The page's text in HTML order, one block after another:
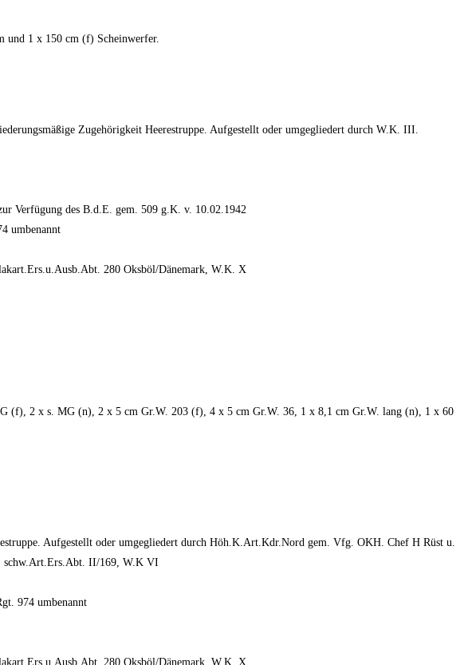
und 1 x 150 cm (f) Scheinwerfer.
Zugehörigkeit Heerestruppe. Aufgestellt oder umgegliedert durch W.K. III.
Verfügung des B.d.E. gem. 509 g.K. v. 10.02.1942
umbenannt
280 Oksböl/Dänemark, W.K. X
(f), 2 x s. MG (n), 2 x 5 cm Gr.W. 203 (f), 4 x 5 cm Gr.W. 36, 1 x 8,1 cm Gr.W. lang (n), 1 x 60
Aufgestellt oder umgegliedert durch Höh.K.Art.Kdr.Nord gem. Vfg. OKH. Chef H Rüst u.
schw.Art.Ers.Abt. II/169, W.K VI
974 umbenannt
280 Oksböl/Dänemark, W.K. X